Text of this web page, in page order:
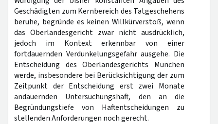
Geschädigten zum Kernbereich des Tatgeschehens
beruhe, begründe es keinen Willkürverstoß, wenn
das Oberlandesgericht zwar nicht ausdrücklich,
jedoch im Kontext erkennbar von einer
fortdauernden Verdunkelungsgefahr ausgehe. Die
Entscheidung des Oberlandesgerichts München
werde, insbesondere bei Berücksichtigung der zum
Zeitpunkt der Entscheidung erst zwei Monate
andauernden Untersuchungshaft, den an die
Begründungstiefe von Haftentscheidungen zu
stellenden Anforderungen noch gerecht.